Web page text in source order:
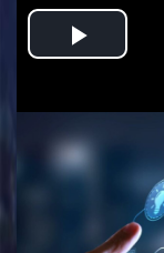
Play
Video